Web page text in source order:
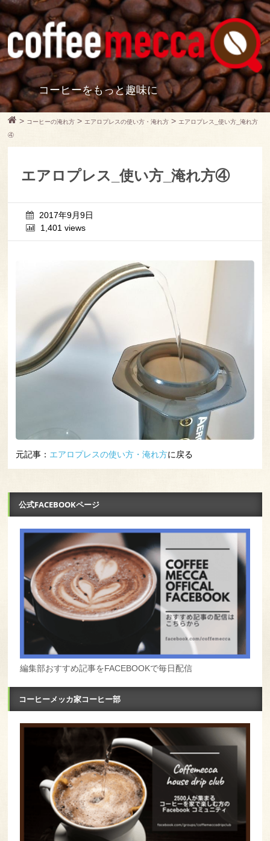
コーヒーをもっと趣味に
> コーヒーの淹れ方 > エアロプレスの使い方・淹れ方 > エアロプレス_使い方_淹れ方
④
エアロプレス_使い方_淹れ方④
2017年9月9日
1,401 views
元記事： エアロプレスの使い方・淹れ方に戻る
公式FACEBOOKページ
編集部おすすめ記事をFACEBOOKで毎日配信
コーヒーメッカ家コーヒー部